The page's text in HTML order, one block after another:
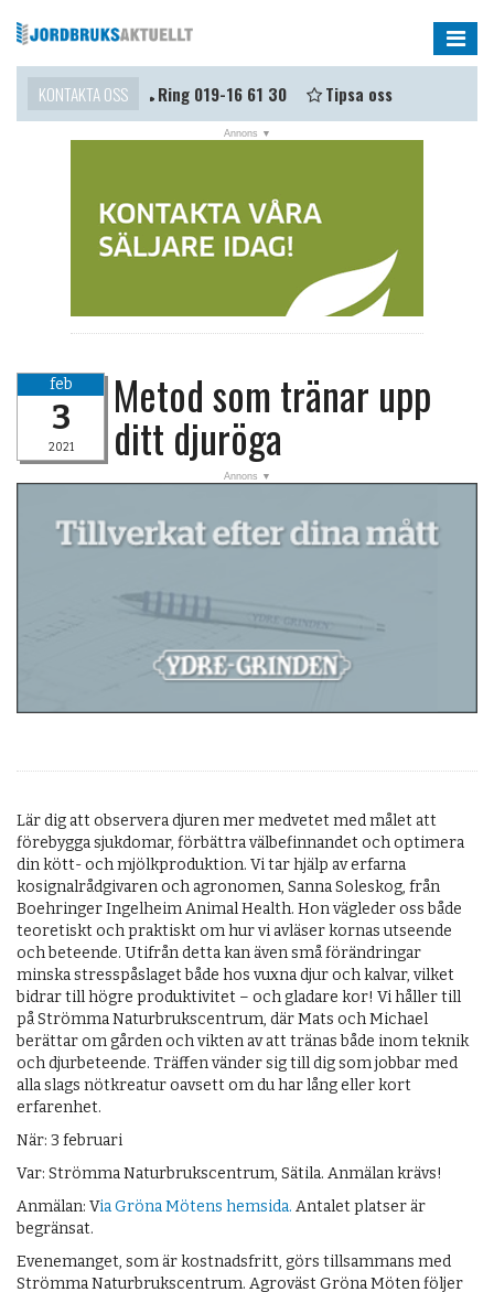
KONTAKTA OSS
Kontaktsida Ring 019-16 61 30 Tipsa oss
feb
3
2021
Metod som tränar upp
ditt djuröga
Lär dig att observera djuren mer medvetet med målet att
förebygga sjukdomar, förbättra välbefinnandet och optimera
din kött- och mjölkproduktion. Vi tar hjälp av erfarna
kosignalrådgivaren och agronomen, Sanna Soleskog, från
Boehringer Ingelheim Animal Health. Hon vägleder oss både
teoretiskt och praktiskt om hur vi avläser kornas utseende
och beteende. Utifrån detta kan även små förändringar
minska stresspåslaget både hos vuxna djur och kalvar, vilket
bidrar till högre produktivitet – och gladare kor! Vi håller till
på Strömma Naturbrukscentrum, där Mats och Michael
berättar om gården och vikten av att tränas både inom teknik
och djurbeteende. Träffen vänder sig till dig som jobbar med
alla slags nötkreatur oavsett om du har lång eller kort
erfarenhet.
När: 3 februari
Var: Strömma Naturbrukscentrum, Sätila. Anmälan krävs!
Anmälan: Via Gröna Mötens hemsida. Antalet platser är
begränsat.
Evenemanget, som är kostnadsfritt, görs tillsammans med
Strömma Naturbrukscentrum. Agroväst Gröna Möten följer